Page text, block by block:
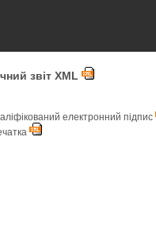
звіт XML
електронний підпис